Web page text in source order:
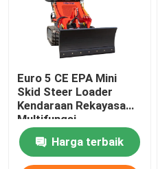
Euro 5 CE EPA Mini
Skid Steer Loader
Kendaraan Rekayasa
Multifungsi
Harga terbaik